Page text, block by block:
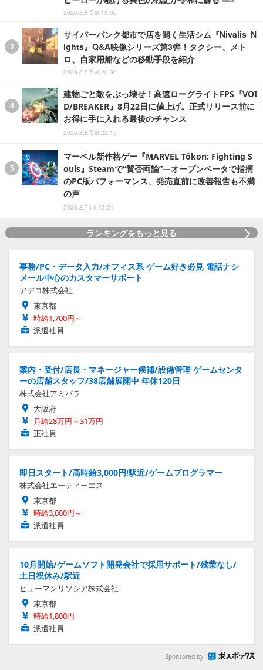
2026.8.8 Sat 18:00
サイバーパンク都市で店を開く生活シム『Nivalis N
ights』Q&A映像シリーズ第3弾！タクシー、メト
ロ、自家用船などの移動手段を紹介
2026.8.8 Sat 20:30
建物ごと敵をぶっ壊せ！高速ローグライトFPS『VOI
D/BREAKER』8月22日に値上げ。正式リリース前に
お得に手に入れる最後のチャンス
2026.8.8 Sat 22:15
マーベル新作格ゲー『MARVEL Tōkon: Fighting S
ouls』Steamで“賛否両論”―オープンベータで指摘
のPC版パフォーマンス、発売直前に改善報告も不満
の声
2026.8.7 Fri 12:21
ランキングをもっと見る
事務/PC・データ入力/オフィス系 ゲーム好き必見 電話ナシ
メール中心のカスタマーサポート
アデコ株式会社
東京都
時給1,700円～
派遣社員
案内・受付/店長・マネージャー候補/設備管理 ゲームセンタ
ーの店舗スタッフ/38店舗展開中 年休120日
株式会社アミパラ
大阪府
月給28万円～31万円
正社員
即日スタート/高時給3,000円!駅近/ゲームプログラマー
株式会社エーティーエス
東京都
時給3,000円～
派遣社員
10月開始/ゲームソフト開発会社で採用サポート/残業なし/
土日祝休み/駅近
ヒューマンリソシア株式会社
東京都
時給1,800円
派遣社員
Sponsored by